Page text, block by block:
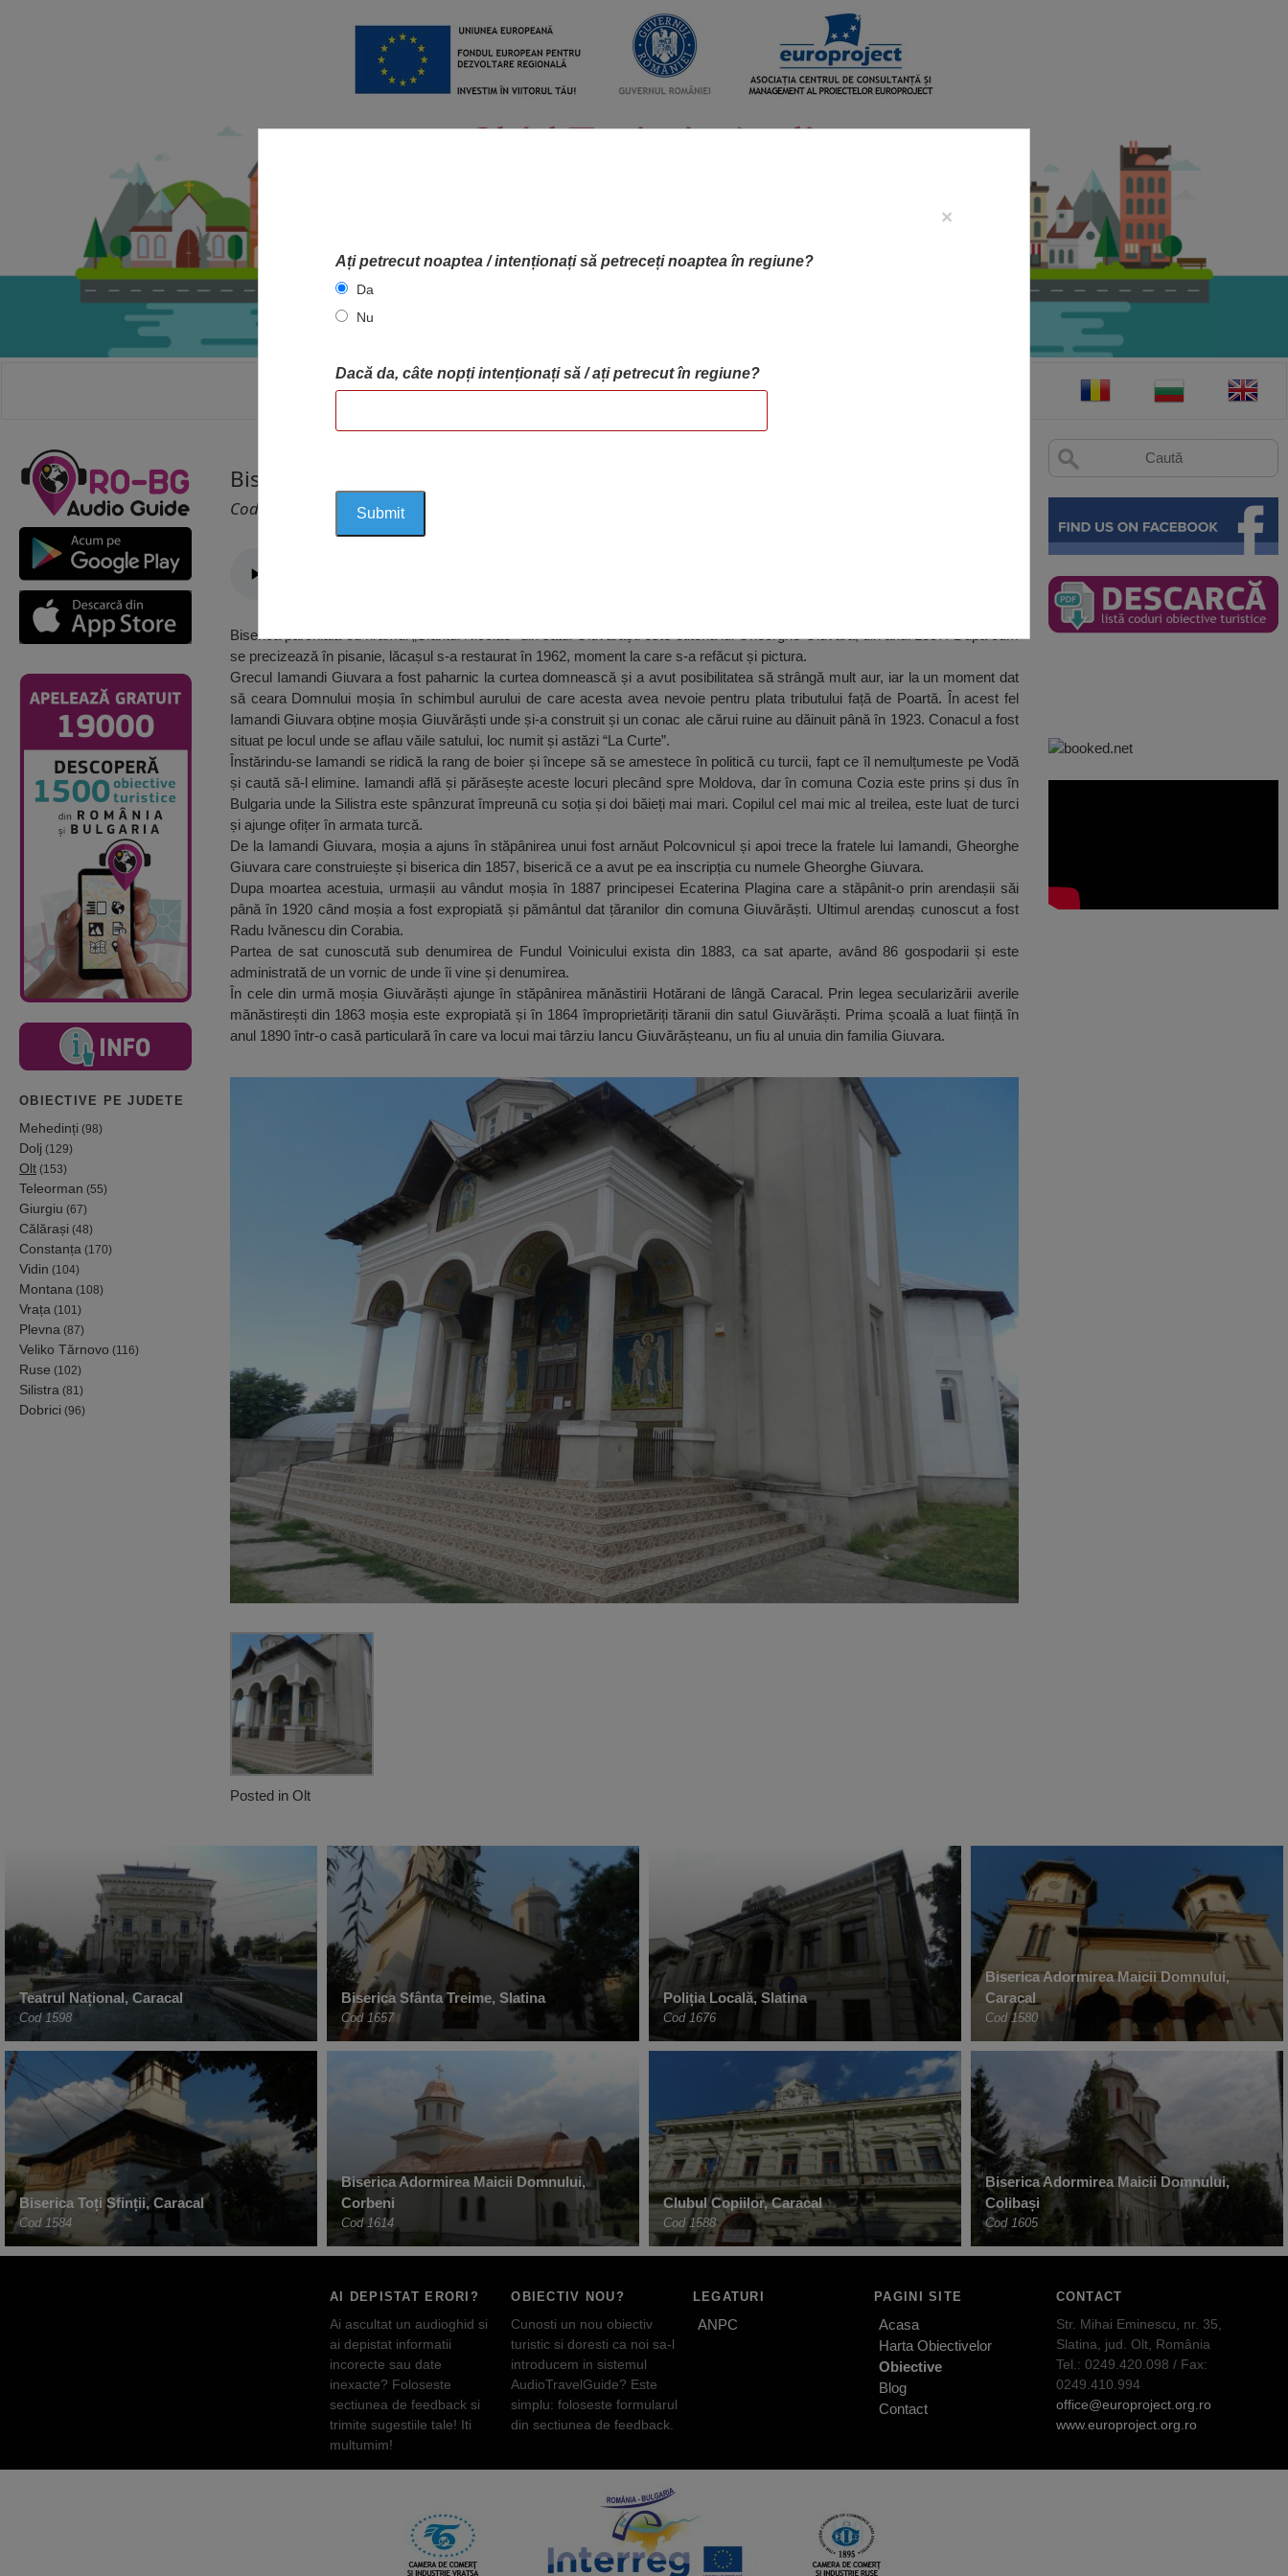
ACASA HARTA OBIECTIVELOR OBIECTIVE
OBIECTIVE PE JUDETE
Mehedinți (98)
Dolj (129)
Olt (153)
Teleorman (55)
Giurgiu (67)
Călărași (48)
Constanța (170)
Vidin (104)
Montana (108)
Vrața (101)
Plevna (87)
Veliko Tărnovo (116)
Ruse (102)
Silistra (81)
Dobrici (96)
Biserica Sfântul Nicolae, Giuvărăști
Cod 1622
Biserica parohială cu hramul „Sfântul Nicolae“ din satul Giuvărăști este ctitoria lui Gheorghe Giuvara, din anul 1857. După cum
se precizează în pisanie, lăcașul s-a restaurat în 1962, moment la care s-a refăcut și pictura.
Grecul Iamandi Giuvara a fost paharnic la curtea domnească și a avut posibilitatea să strângă mult aur, iar la un moment dat
să ceara Domnului moșia în schimbul aurului de care acesta avea nevoie pentru plata tributului față de Poartă. În acest fel
Iamandi Giuvara obține moșia Giuvărăști unde și-a construit și un conac ale cărui ruine au dăinuit până în 1923. Conacul a fost
situat pe locul unde se aflau văile satului, loc numit și astăzi “La Curte”.
Înstărindu-se Iamandi se ridică la rang de boier și începe să se amestece în politică cu turcii, fapt ce îl nemulțumeste pe Vodă
și caută să-l elimine. Iamandi află și părăsește aceste locuri plecând spre Moldova, dar în comuna Cozia este prins și dus în
Bulgaria unde la Silistra este spânzurat împreună cu soția și doi băieți mai mari. Copilul cel mai mic al treilea, este luat de turci
și ajunge ofițer în armata turcă.
De la Iamandi Giuvara, moșia a ajuns în stăpânirea unui fost arnăut Polcovnicul și apoi trece la fratele lui Iamandi, Gheorghe
Giuvara care construiește și biserica din 1857, biserică ce a avut pe ea inscripția cu numele Gheorghe Giuvara.
Dupa moartea acestuia, urmașii au vândut moșia în 1887 principesei Ecaterina Plagina care a stăpânit-o prin arendașii săi
până în 1920 când moșia a fost expropiată și pământul dat țăranilor din comuna Giuvărăști. Ultimul arendaș cunoscut a fost
Radu Ivănescu din Corabia.
Partea de sat cunoscută sub denumirea de Fundul Voinicului exista din 1883, ca sat aparte, având 86 gospodarii și este
administrată de un vornic de unde îi vine și denumirea.
În cele din urmă moșia Giuvărăști ajunge în stăpânirea mănăstirii Hotărani de lângă Caracal. Prin legea secularizării averile
mănăstirești din 1863 moșia este expropiată și în 1864 împroprietăriți tăranii din satul Giuvărăști. Prima școală a luat ființă în
anul 1890 într-o casă particulară în care va locui mai târziu Iancu Giuvărășteanu, un fiu al unuia din familia Giuvara.
×
Ați petrecut noaptea / intenționați să petreceți noaptea în regiune?
Da
Nu
Dacă da, câte nopți intenționați să / ați petrecut în regiune?
Posted in Olt
Teatrul Național, Caracal
Cod 1598
Biserica Sfânta Treime, Slatina
Cod 1657
Poliția Locală, Slatina
Cod 1676
Biserica Adormirea Maicii Domnului,
Caracal
Cod 1580
Biserica Toți Sfinții, Caracal
Cod 1584
Biserica Adormirea Maicii Domnului,
Corbeni
Cod 1614
Clubul Copiilor, Caracal
Cod 1588
Biserica Adormirea Maicii Domnului,
Colibași
Cod 1605
AI DEPISTAT ERORI?
Ai ascultat un audioghid si
ai depistat informatii
incorecte sau date
inexacte? Foloseste
sectiunea de feedback si
trimite sugestiile tale! Iti
multumim!
OBIECTIV NOU?
Cunosti un nou obiectiv
turistic si doresti ca noi sa-l
introducem in sistemul
AudioTravelGuide? Este
simplu: foloseste formularul
din sectiunea de feedback.
LEGATURI
ANPC
PAGINI SITE
Acasa
Harta Obiectivelor
Obiective
Blog
Contact
CONTACT
Str. Mihai Eminescu, nr. 35,
Slatina, jud. Olt, România
Tel.: 0249.420.098 / Fax:
0249.410.994
office@europroject.org.ro
www.europroject.org.ro